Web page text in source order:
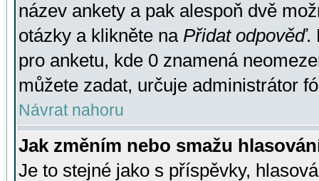
název ankety a pak alespoň dvě
otázky a klikněte na Přidat odpověď.
pro anketu, kde 0 znamená
můžete zadat, určuje administrátor
Návrat nahoru
Jak změním nebo smažu
Je to stejné jako s příspěvky,